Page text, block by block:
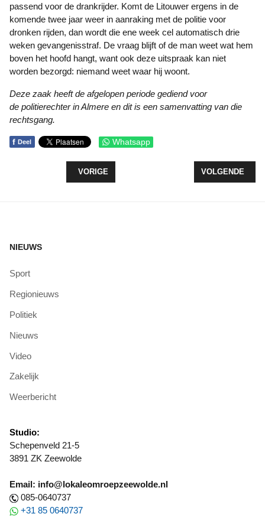
passend voor de drankrijder. Komt de Litouwer ergens in de
komende twee jaar weer in aanraking met de politie voor
dronken rijden, dan wordt die ene week cel automatisch drie
weken gevangenisstraf. De vraag blijft of de man weet wat hem
boven het hoofd hangt, want ook deze uitspraak kan niet
worden bezorgd: niemand weet waar hij woont.
Deze zaak heeft de afgelopen periode gediend voor
de politierechter in Almere en dit is een samenvatting van die
rechtsgang.
f Deel Whatsapp
VORIG ARTIKEL: KINDERBOEKENWEEK START
VORIGE VOLGENDE
VOLGENDE
NIEUWS
Sport
Regionieuws
Politiek
Nieuws
Video
Zakelijk
Weerbericht
Studio:
Schepenveld 21-5
3891 ZK Zeewolde
Email: info@lokaleomroepzeewolde.nl
085-0640737
+31 85 0640737